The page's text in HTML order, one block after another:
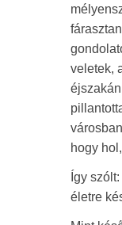
veletek,
hogy
Így
életre